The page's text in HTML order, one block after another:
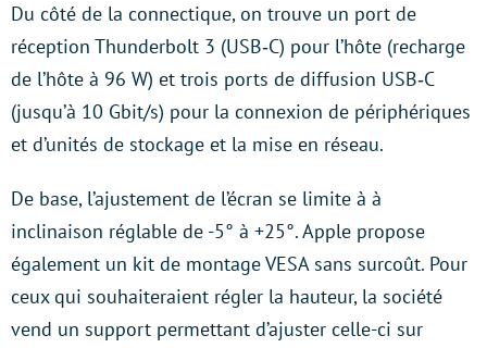
Du côté de la connectique, on trouve un port de
réception Thunderbolt 3 (USB‑C) pour l’hôte (recharge
de l’hôte à 96 W) et trois ports de diffusion USB‑C
(jusqu’à 10 Gbit/s) pour la connexion de périphériques
et d’unités de stockage et la mise en réseau.
De base, l’ajustement de l’écran se limite à à
inclinaison réglable de -5° à +25°. Apple propose
également un kit de montage VESA sans surcoût. Pour
ceux qui souhaiteraient régler la hauteur, la société
vend un support permettant d’ajuster celle-ci sur